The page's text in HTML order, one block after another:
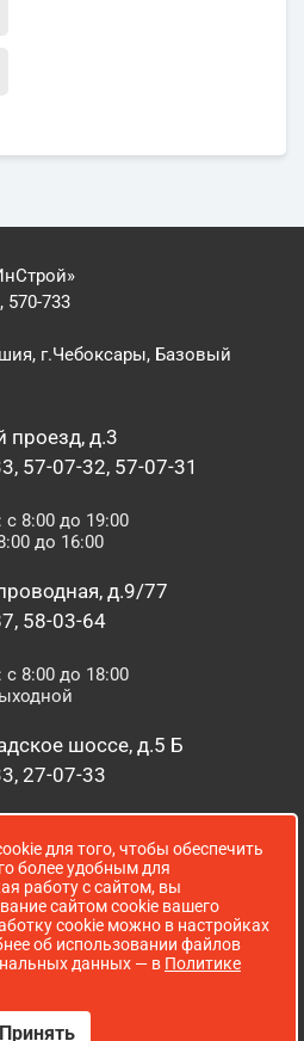
570-733
г.Чебоксары, Базовый
проезд, д.3
57-07-32, 57-07-31
8:00 до 19:00
до 16:00
д.9/77
58-03-64
8:00 до 18:00
шоссе, д.5 Б
27-07-33
до 16:00
д. 52 А
8:00 до 18:00
для того, чтобы обеспечить
более удобным для
работу с сайтом, вы
сайтом cookie вашего
cookie можно в настройках
об использовании файлов
данных — в Политике
Принять